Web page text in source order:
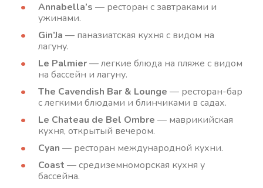
Annabella’s — ресторан с завтраками и
ужинами.
Gin’Ja — паназиатская кухня с видом на
лагуну.
Le Palmier— легкие блюда на пляже с видом
на бассейн и лагуну.
The Cavendish Bar & Lounge — ресторан-бар
с легкими блюдами и блинчиками в садах.
Le Chateau de Bel Ombre — маврикийская
кухня, открытый вечером.
Cyan — ресторан международной кухни.
Coast — средиземноморская кухня у
бассейна.